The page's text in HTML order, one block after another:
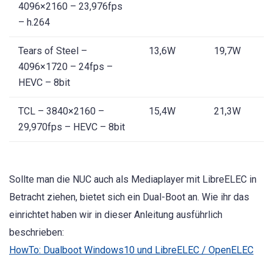
4096×2160 – 23,976fps
– h.264
Tears of Steel –
4096×1720 – 24fps –
HEVC – 8bit
13,6W 19,7W
TCL – 3840×2160 –
29,970fps – HEVC – 8bit
15,4W 21,3W
Sollte man die NUC auch als Mediaplayer mit LibreELEC in
Betracht ziehen, bietet sich ein Dual-Boot an. Wie ihr das
einrichtet haben wir in dieser Anleitung ausführlich
beschrieben:
HowTo: Dualboot Windows10 und LibreELEC / OpenELEC